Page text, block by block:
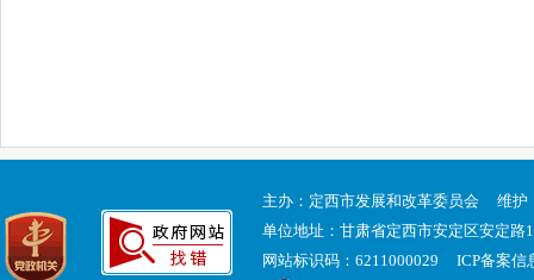
主办：定西市发展和改革委员会 维护
单位地址：甘肃省定西市安定区安定路
网站标识码：6211000029 ICP备案信